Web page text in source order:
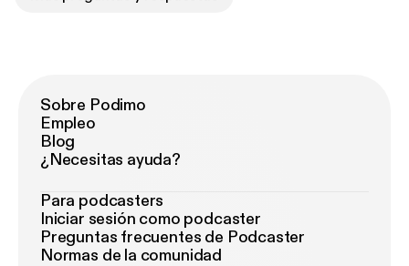
Sobre Podimo
Empleo
Blog
¿Necesitas ayuda?
Para podcasters
Iniciar sesión como podcaster
Preguntas frecuentes de Podcaster
Normas de la comunidad